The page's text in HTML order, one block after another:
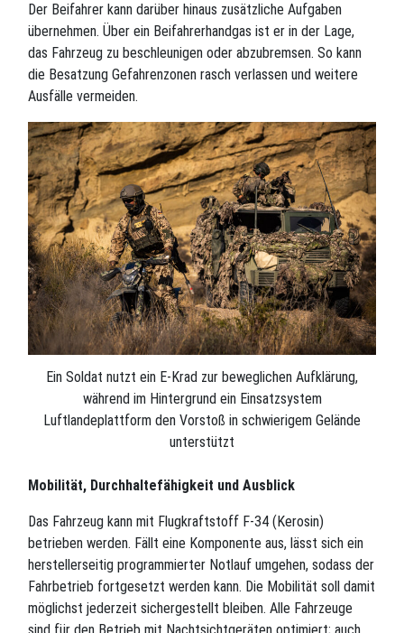
Der Beifahrer kann darüber hinaus zusätzliche Aufgaben
übernehmen. Über ein Beifahrerhandgas ist er in der Lage,
das Fahrzeug zu beschleunigen oder abzubremsen. So kann
die Besatzung Gefahrenzonen rasch verlassen und weitere
Ausfälle vermeiden.
Ein Soldat nutzt ein E-Krad zur beweglichen Aufklärung,
während im Hintergrund ein Einsatzsystem
Luftlandeplattform den Vorstoß in schwierigem Gelände
unterstützt
Mobilität, Durchhaltefähigkeit und Ausblick
Das Fahrzeug kann mit Flugkraftstoff F-34 (Kerosin)
betrieben werden. Fällt eine Komponente aus, lässt sich ein
herstellerseitig programmierter Notlauf umgehen, sodass der
Fahrbetrieb fortgesetzt werden kann. Die Mobilität soll damit
möglichst jederzeit sichergestellt bleiben. Alle Fahrzeuge